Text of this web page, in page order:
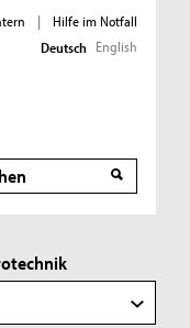
|
Hilfe im Notfall
Deutsch English